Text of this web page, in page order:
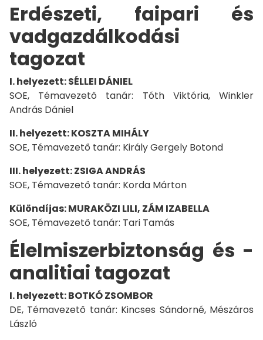
Erdészeti, faipari és
vadgazdálkodási
tagozat
I. helyezett: SÉLLEI DÁNIEL
SOE, Témavezető tanár: Tóth Viktória, Winkler
András Dániel
II. helyezett: KOSZTA MIHÁLY
SOE, Témavezető tanár: Király Gergely Botond
III. helyezett: ZSIGA ANDRÁS
SOE, Témavezető tanár: Korda Márton
Különdíjas: MURAKÖZI LILI, ZÁM IZABELLA
SOE, Témavezető tanár: Tari Tamás
Élelmiszerbiztonság és -
analitiai tagozat
I. helyezett: BOTKÓ ZSOMBOR
DE, Témavezető tanár: Kincses Sándorné, Mészáros
László